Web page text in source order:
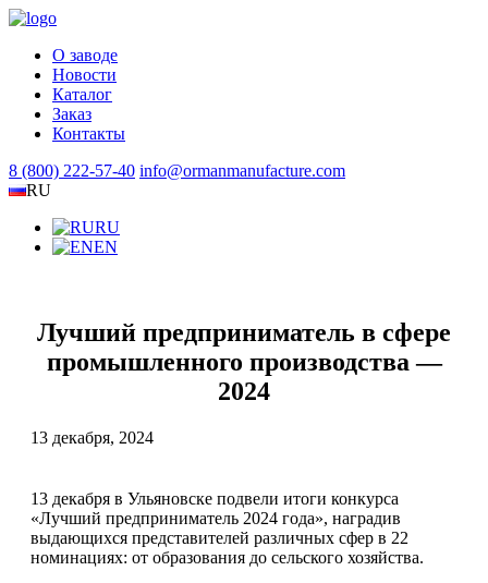
О заводе
Новости
Каталог
Заказ
Контакты
8 (800) 222-57-40 info@ormanmanufacture.com
RU
RU
EN
Лучший предприниматель в сфере
промышленного производства —
2024
13 декабря, 2024
13 декабря в Ульяновске подвели итоги конкурса
«Лучший предприниматель 2024 года», наградив
выдающихся представителей различных сфер в 22
номинациях: от образования до сельского хозяйства.